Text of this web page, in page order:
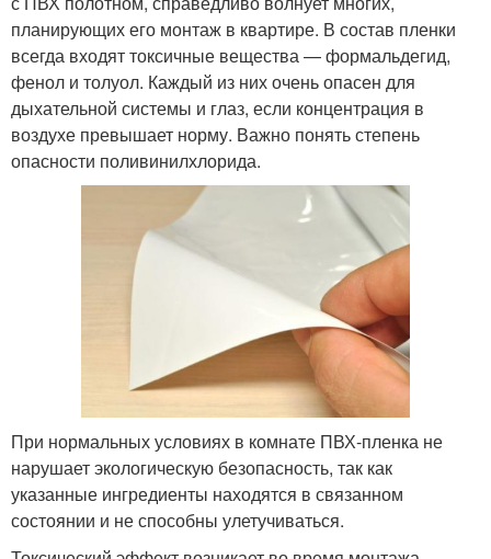
планирующих его монтаж в квартире. В состав пленки
всегда входят токсичные вещества — формальдегид,
фенол и толуол. Каждый из них очень опасен для
дыхательной системы и глаз, если концентрация в
воздухе превышает норму. Важно понять степень
опасности поливинилхлорида.
При нормальных условиях в комнате ПВХ-пленка не
нарушает экологическую безопасность, так как
указанные ингредиенты находятся в связанном
состоянии и не способны улетучиваться.